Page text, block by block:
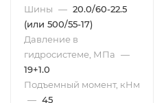
Шины — 20.0/60-22.5
(или 500/55-17)
Давление в
гидросистеме, МПа —
19+1.0
Подъемный момент, кНм
— 45